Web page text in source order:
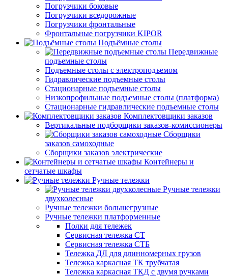
Погрузчики боковые
Погрузчики вседорожные
Погрузчики фронтальные
Фронтальные погрузчики KIPOR
Подъёмные столы
Передвижные
подъемные столы
Подъемные столы с электроподъемом
Гидравлические подъемные столы
Стационарные подъемные столы
Низкопрофильные подъемные столы (платформа)
Стационарные гидравлические подъемные столы
Комплектовщики заказов
Вертикальные подборщики заказов-комиссионеры
Сборщики
заказов самоходные
Сборщики заказов электрические
Контейнеры и
сетчатые шкафы
Ручные тележки
Ручные тележки
двухколесные
Ручные тележки большегрузные
Ручные тележки платформенные
Полки для тележек
Сервисная тележка СТ
Сервисная тележка СТБ
Тележка ДЛ для длинномерных грузов
Тележка каркасная ТК трубчатая
Тележка каркасная ТКД с двумя ручками